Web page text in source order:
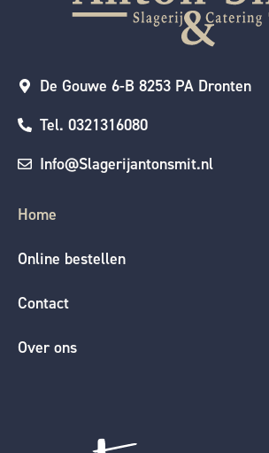
De Gouwe 6-B 8253 PA Dronten
Tel. 0321316080
Info@Slagerijantonsmit.nl
Home
Online bestellen
Contact
Over ons